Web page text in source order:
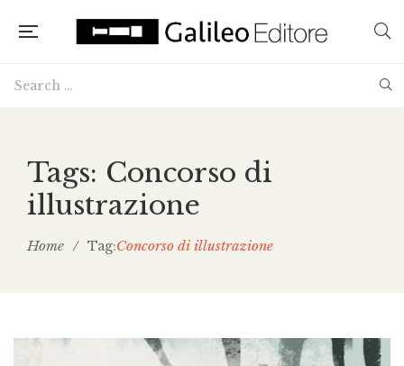
Tags: Concorso di
illustrazione
Home / Tag:Concorso di illustrazione